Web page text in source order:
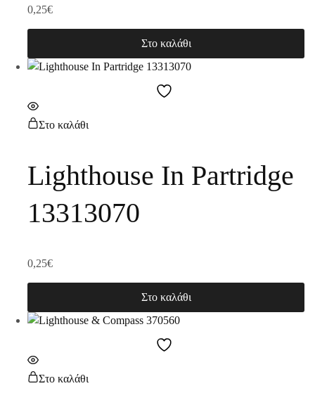
0,25€
Στο καλάθι
Στο καλάθι
Lighthouse In Partridge
13313070
0,25€
Στο καλάθι
Στο καλάθι